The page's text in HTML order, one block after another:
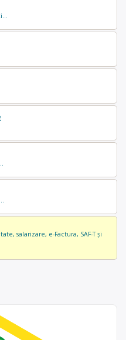
salarizare, e-Factura, SAF-T și